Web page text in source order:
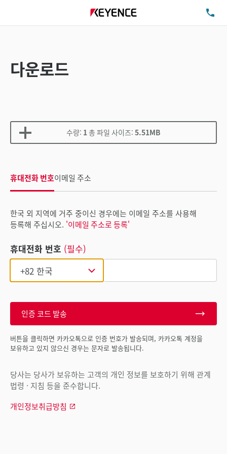
다운로드
수량: 1총 파일 사이즈: 5.51MB
휴대전화 번호이메일 주소
한국 외 지역에 거주 중이신 경우에는 이메일 주소를 사용해
등록해 주십시오. '이메일 주소로 등록'
휴대전화 번호 (필수)
인증 코드 발송
버튼을 클릭하면 카카오톡으로 인증 번호가 발송되며, 카카오톡 계정을
보유하고 있지 않으신 경우는 문자로 발송됩니다.
당사는 당사가 보유하는 고객의 개인 정보를 보호하기 위해 관계
법령 · 지침 등을 준수합니다.
개인정보취급방침